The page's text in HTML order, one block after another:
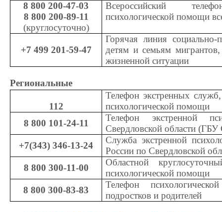
8 800 200-47-03
8 800 200-89-11
(круглосуточно)
Всероссийский
психологической помощи
+7 499 201-59-47
Горячая линия социально-
детям и семьям
жизненной ситуации
Региональные
112
Телефон экстренных
психологической помощи
8 800 101-24-11
Телефон экстренной
Свердловской области
+7(343) 346-13-24
Служба экстренной
России по Свердловской
8 800 300-11-00
Областной
психологической помощи
8 800 300-83-83
Телефон
подростков и родителей